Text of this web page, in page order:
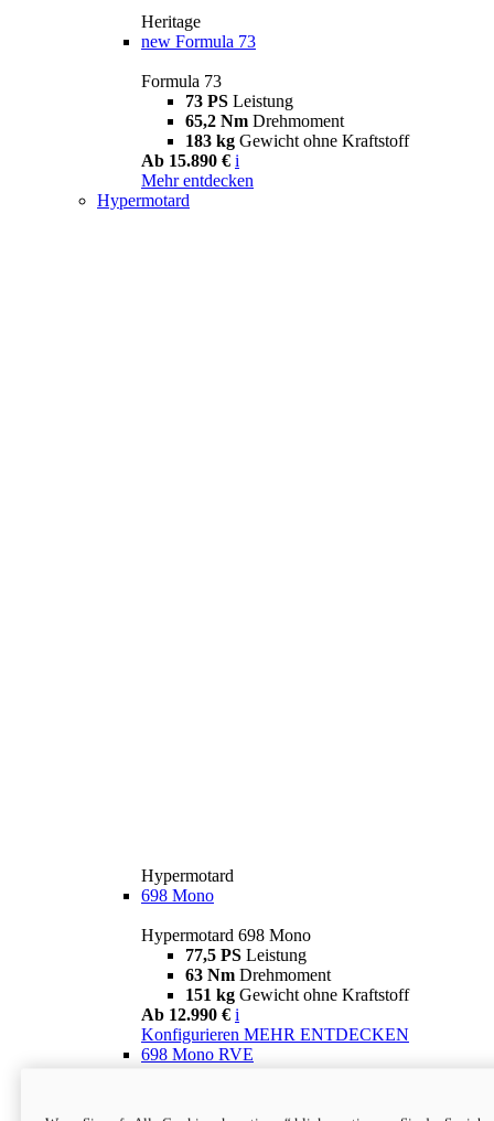
Heritage
new Formula 73
Formula 73
73 PS Leistung
65,2 Nm Drehmoment
183 kg Gewicht ohne Kraftstoff
Ab 15.890 € i
Mehr entdecken
Hypermotard
Hypermotard
698 Mono
Hypermotard 698 Mono
77,5 PS Leistung
63 Nm Drehmoment
151 kg Gewicht ohne Kraftstoff
Ab 12.990 € i
Konfigurieren MEHR ENTDECKEN
698 Mono RVE
77,5 PS
Leistung